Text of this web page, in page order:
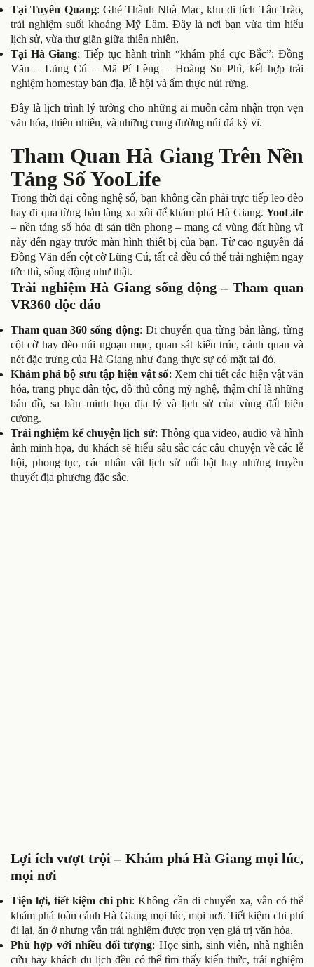
Tại Tuyên Quang: Ghé Thành Nhà Mạc, khu di tích Tân Trào,
trải nghiệm suối khoáng Mỹ Lâm. Đây là nơi bạn vừa tìm hiểu
lịch sử, vừa thư giãn giữa thiên nhiên.
Tại Hà Giang: Tiếp tục hành trình “khám phá cực Bắc”: Đồng
Văn – Lũng Cú – Mã Pí Lèng – Hoàng Su Phì, kết hợp trải
nghiệm homestay bản địa, lễ hội và ẩm thực núi rừng.
Đây là lịch trình lý tưởng cho những ai muốn cảm nhận trọn vẹn
văn hóa, thiên nhiên, và những cung đường núi đá kỳ vĩ.
Tham Quan Hà Giang Trên Nền
Tảng Số YooLife
Trong thời đại công nghệ số, bạn không cần phải trực tiếp leo đèo
hay đi qua từng bản làng xa xôi để khám phá Hà Giang. YooLife
– nền tảng số hóa di sản tiên phong – mang cả vùng đất hùng vĩ
này đến ngay trước màn hình thiết bị của bạn. Từ cao nguyên đá
Đồng Văn đến cột cờ Lũng Cú, tất cả đều có thể trải nghiệm ngay
tức thì, sống động như thật.
Trải nghiệm Hà Giang sống động – Tham quan
VR360 độc đáo
Tham quan 360 sống động: Di chuyển qua từng bản làng, từng
cột cờ hay đèo núi ngoạn mục, quan sát kiến trúc, cảnh quan và
nét đặc trưng của Hà Giang như đang thực sự có mặt tại đó.
Khám phá bộ sưu tập hiện vật số: Xem chi tiết các hiện vật văn
hóa, trang phục dân tộc, đồ thủ công mỹ nghệ, thậm chí là những
bản đồ, sa bàn minh họa địa lý và lịch sử của vùng đất biên
cương.
Trải nghiệm kể chuyện lịch sử: Thông qua video, audio và hình
ảnh minh họa, du khách sẽ hiểu sâu sắc các câu chuyện về các lễ
hội, phong tục, các nhân vật lịch sử nổi bật hay những truyền
thuyết địa phương đặc sắc.
Lợi ích vượt trội – Khám phá Hà Giang mọi lúc,
mọi nơi
Tiện lợi, tiết kiệm chi phí: Không cần di chuyển xa, vẫn có thể
khám phá toàn cảnh Hà Giang mọi lúc, mọi nơi. Tiết kiệm chi phí
đi lại, ăn ở nhưng vẫn trải nghiệm được trọn vẹn giá trị văn hóa.
Phù hợp với nhiều đối tượng: Học sinh, sinh viên, nhà nghiên
cứu hay khách du lịch đều có thể tìm thấy kiến thức, trải nghiệm